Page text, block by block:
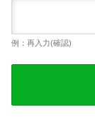
例：再入力(確認)